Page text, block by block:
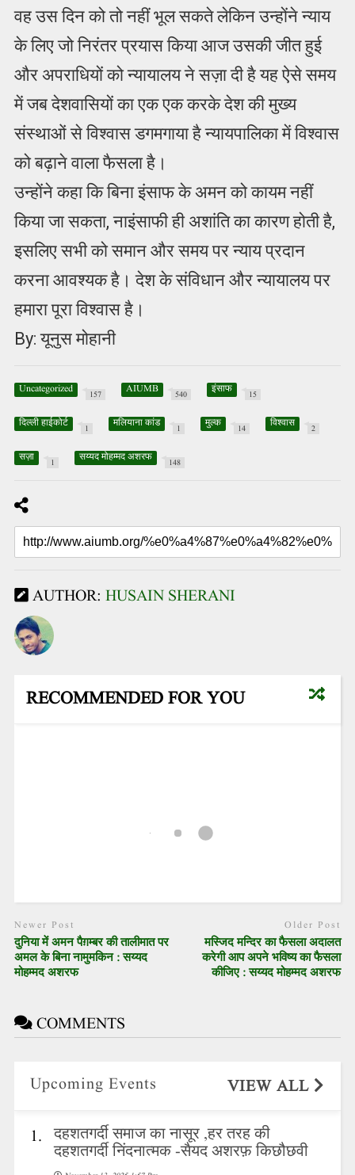
वह उस दिन को तो नहीं भूल सकते लेकिन उन्होंने न्याय
के लिए जो निरंतर प्रयास किया आज उसकी जीत हुई
और अपराधियों को न्यायालय ने सज़ा दी है यह ऐसे समय
में जब देशवासियों का एक एक करके देश की मुख्य
संस्थाओं से विश्वास डगमगाया है न्यायपालिका में विश्वास
को बढ़ाने वाला फैसला है।
उन्होंने कहा कि बिना इंसाफ के अमन को कायम नहीं
किया जा सकता, नाइंसाफी ही अशांति का कारण होती है,
इसलिए सभी को समान और समय पर न्याय प्रदान
करना आवश्यक है। देश के संविधान और न्यायालय पर
हमारा पूरा विश्वास है।
By: यूनुस मोहानी
Uncategorized 157 AIUMB 540 इंसाफ 15
दिल्ली हाईकोर्ट 1 मलियाना कांड 1 मुल्क 14 विश्वास 2
सज़ा 1 सय्यद मोहम्मद अशरफ 148
AUTHOR: HUSAIN SHERANI
RECOMMENDED FOR YOU
Newer Post
दुनिया में अमन पैग़म्बर की तालीमात पर
अमल के बिना नामुमकिन : सय्यद
मोहम्मद अशरफ
Older Post
मस्जिद मन्दिर का फैसला अदालत
करेगी आप अपने भविष्य का फैसला
कीजिए : सय्यद मोहम्मद अशरफ
COMMENTS
Upcoming Events VIEW ALL
1. दहशतगर्दी समाज का नासूर ,हर तरह की
दहशतगर्दी निंदनात्मक -सैयद अशरफ़ किछौछवी